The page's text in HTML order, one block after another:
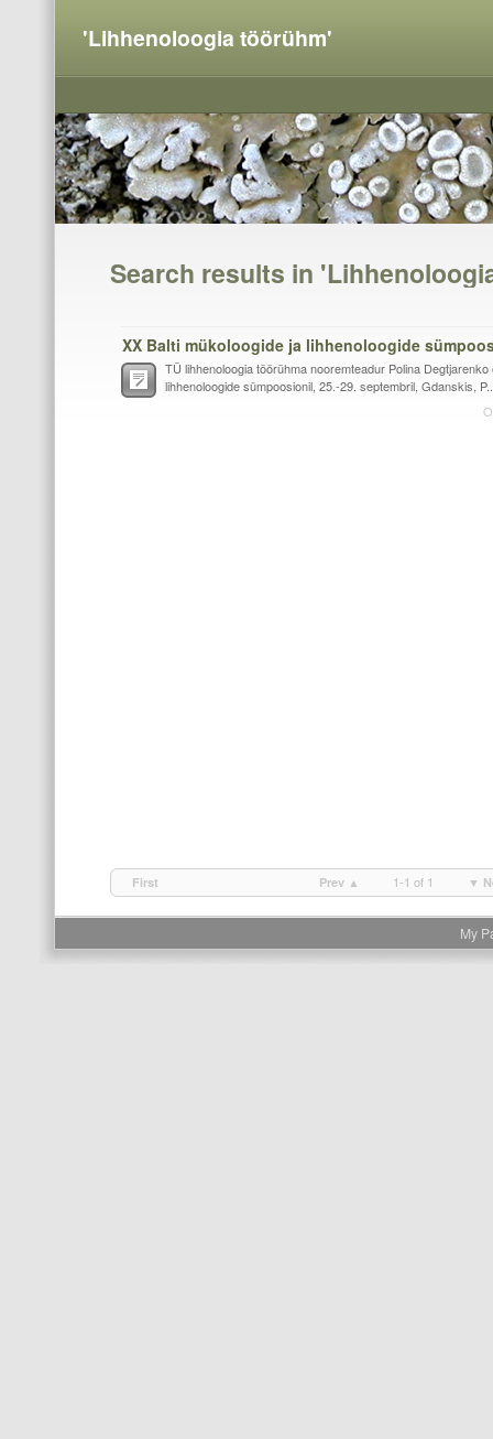
'Lihhenoloogia töörühm'
Search results in
TÜ lihhenoloogia töörühma nooremteadur Polina
lihhenoloogide sümpoosionil, 25.-29. septembril, Gdanskis,
First Prev ▲ 1-1 of 1 ▼
My